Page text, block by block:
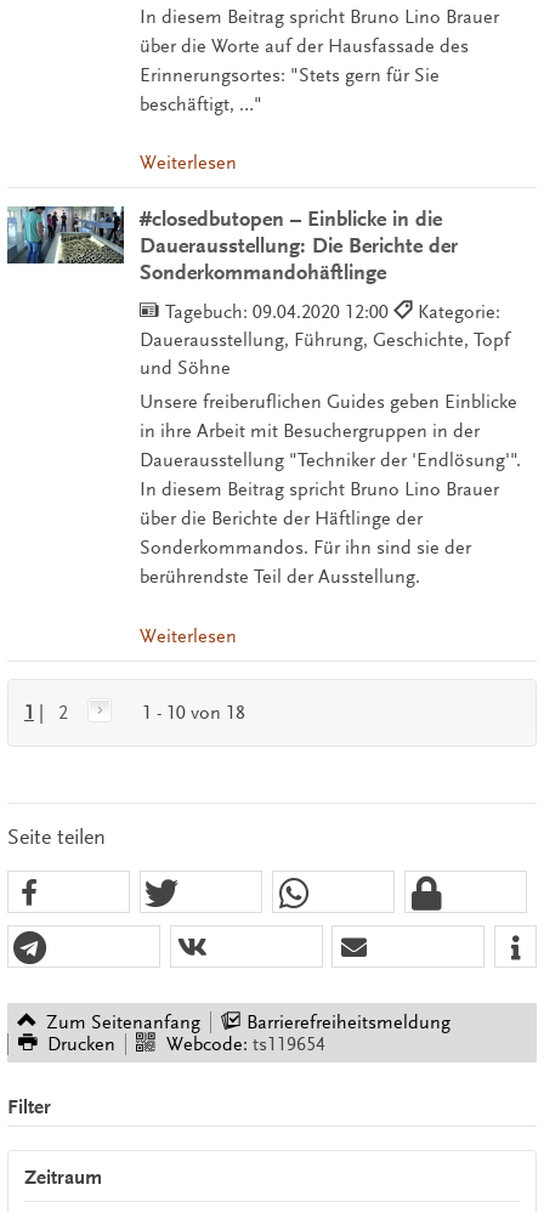
In diesem Beitrag spricht Bruno Lino Brauer
über die Worte auf der Hausfassade des
Erinnerungsortes: "Stets gern für Sie
beschäftigt, …"
Weiterlesen
#closedbutopen – Einblicke in die
Dauerausstellung: Die Berichte der
Sonderkommandohäftlinge
Tagebuch: 09.04.2020 12:00
Kategorie:
Dauerausstellung, Führung, Geschichte, Topf
und Söhne
Unsere freiberuflichen Guides geben Einblicke
in ihre Arbeit mit Besuchergruppen in der
Dauerausstellung "Techniker der 'Endlösung'".
In diesem Beitrag spricht Bruno Lino Brauer
über die Berichte der Häftlinge der
Sonderkommandos. Für ihn sind sie der
berührendste Teil der Ausstellung.
Weiterlesen
1 2 1 - 10 von 18
Seite teilen
Zum Seitenanfang
Barrierefreiheitsmeldung
Drucken
Webcode: ts119654
Filter
Zeitraum